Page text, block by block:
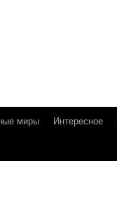
миры Интересное